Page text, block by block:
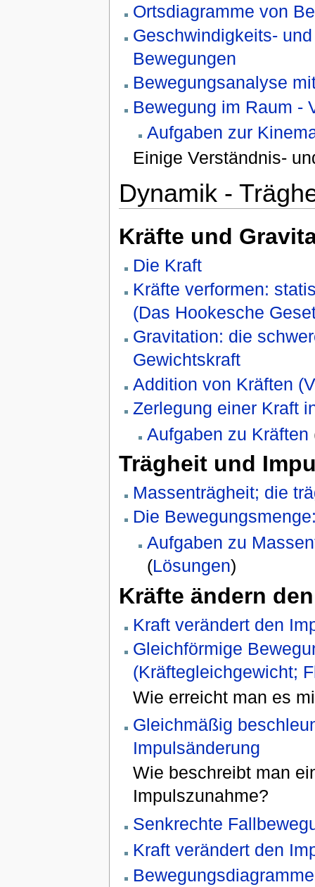
Ortsdiagramme von
Geschwindigkeits-
Bewegungen
Bewegungsanalyse
Bewegung im Raum -
Aufgaben zur
Einige Verständnis-
Dynamik -
Kräfte und
Die Kraft
Kräfte verformen:
(Das Hookesche
Gravitation: die
Gewichtskraft
Addition von Kräften
Zerlegung einer Kraft
Aufgaben zu Kräften
Trägheit und
Massenträgheit; die
Die
Aufgaben zu
(Lösungen)
Kräfte ändern
Kraft verändert den
Gleichförmige
(Kräftegleichgewicht;
Wie erreicht man es
Gleichmäßig
Impulsänderung
Wie beschreibt man
Impulszunahme?
Senkrechte
Kraft verändert den